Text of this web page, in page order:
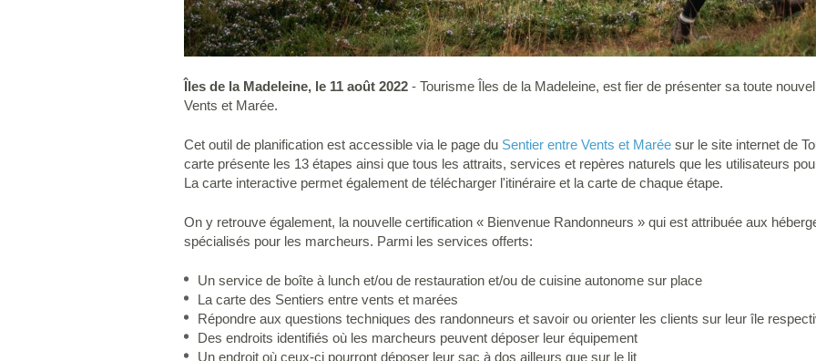
Îles de la Madeleine, le 11 août 2022 - Tourisme Îles de la Madeleine, est fier de présenter sa toute
Vents et Marée.
Cet outil de planification est accessible via le page du Sentier entre Vents et Marée sur le site internet de
carte présente les 13 étapes ainsi que tous les attraits, services et repères naturels que les utilisateurs
La carte interactive permet également de télécharger l'itinéraire et la carte de chaque étape.
On y retrouve également, la nouvelle certification « Bienvenue Randonneurs » qui est attribuée aux
spécialisés pour les marcheurs. Parmi les services offerts:
Un service de boîte à lunch et/ou de restauration et/ou de cuisine autonome sur place
La carte des Sentiers entre vents et marées
Répondre aux questions techniques des randonneurs et savoir ou orienter les clients sur leur île
Des endroits identifiés où les marcheurs peuvent déposer leur équipement
Un endroit où ceux-ci pourront déposer leur sac à dos ailleurs que sur le lit